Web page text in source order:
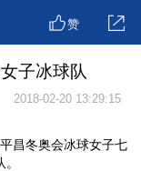
赞
子冰球队
2018-02-20 13:29:15
昌冬奥会冰球女子七